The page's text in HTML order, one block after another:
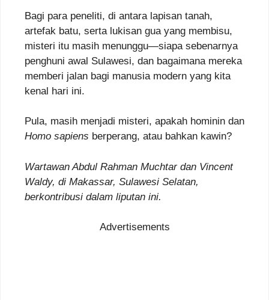
Bagi para peneliti, di antara lapisan tanah,
artefak batu, serta lukisan gua yang membisu,
misteri itu masih menunggu—siapa sebenarnya
penghuni awal Sulawesi, dan bagaimana mereka
memberi jalan bagi manusia modern yang kita
kenal hari ini.
Pula, masih menjadi misteri, apakah hominin dan
Homo sapiens berperang, atau bahkan kawin?
Wartawan Abdul Rahman Muchtar dan Vincent
Waldy, di Makassar, Sulawesi Selatan,
berkontribusi dalam liputan ini.
Advertisements